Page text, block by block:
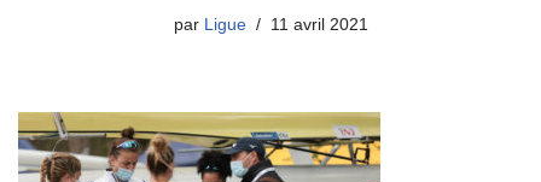
par Ligue 11 avril 2021